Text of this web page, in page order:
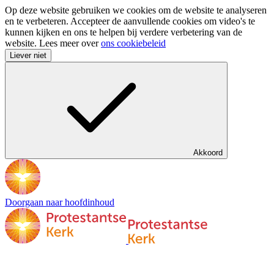
Op deze website gebruiken we cookies om de website te analyseren
en te verbeteren. Accepteer de aanvullende cookies om video's te
kunnen kijken en ons te helpen bij verdere verbetering van de
website. Lees meer overons cookiebeleid
Liever niet
Akkoord
Doorgaan naar hoofdinhoud